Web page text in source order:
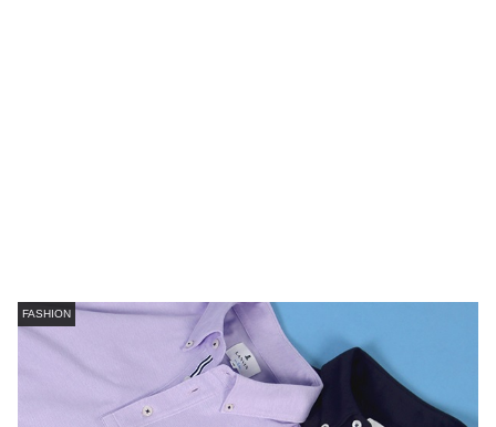
FASHION